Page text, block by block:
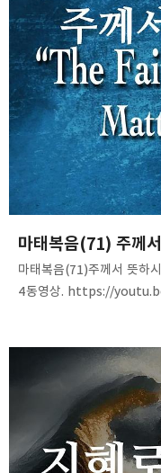
마태복음(71) 주께
마태복음(71)주께서 뜻하
4동영상. https://